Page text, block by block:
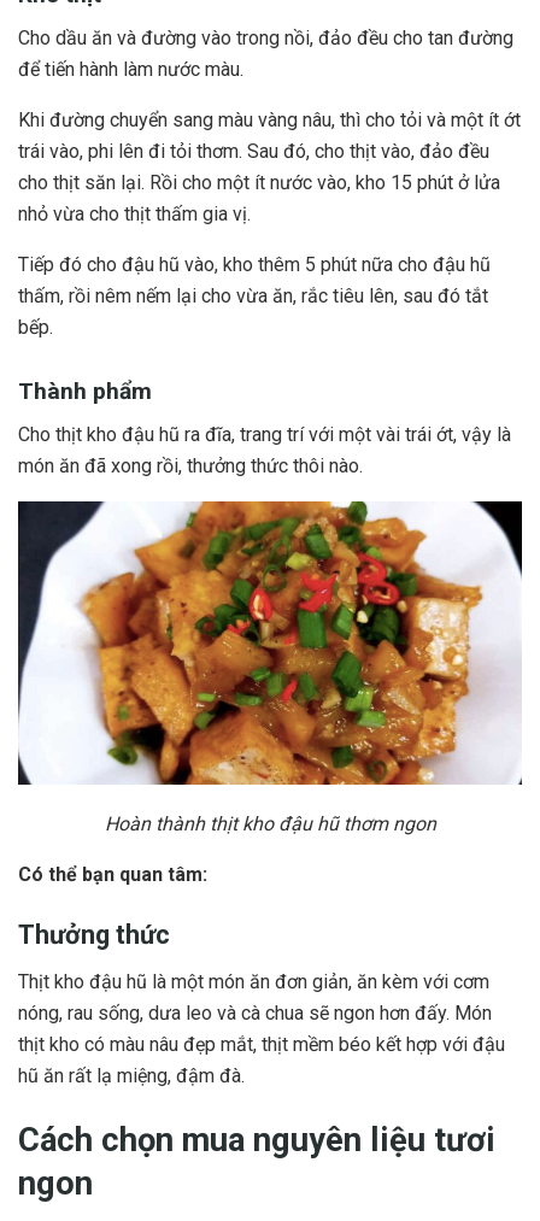
Cho dầu ăn và đường vào trong nồi, đảo đều cho tan đường
để tiến hành làm nước màu.
Khi đường chuyển sang màu vàng nâu, thì cho tỏi và một ít ớt
trái vào, phi lên đi tỏi thơm. Sau đó, cho thịt vào, đảo đều
cho thịt săn lại. Rồi cho một ít nước vào, kho 15 phút ở lửa
nhỏ vừa cho thịt thấm gia vị.
Tiếp đó cho đậu hũ vào, kho thêm 5 phút nữa cho đậu hũ
thấm, rồi nêm nếm lại cho vừa ăn, rắc tiêu lên, sau đó tắt
bếp.
Thành phẩm
Cho thịt kho đậu hũ ra đĩa, trang trí với một vài trái ớt, vậy là
món ăn đã xong rồi, thưởng thức thôi nào.
Hoàn thành thịt kho đậu hũ thơm ngon
Có thể bạn quan tâm:
Thưởng thức
Thịt kho đậu hũ là một món ăn đơn giản, ăn kèm với cơm
nóng, rau sống, dưa leo và cà chua sẽ ngon hơn đấy. Món
thịt kho có màu nâu đẹp mắt, thịt mềm béo kết hợp với đậu
hũ ăn rất lạ miệng, đậm đà.
Cách chọn mua nguyên liệu tươi
ngon